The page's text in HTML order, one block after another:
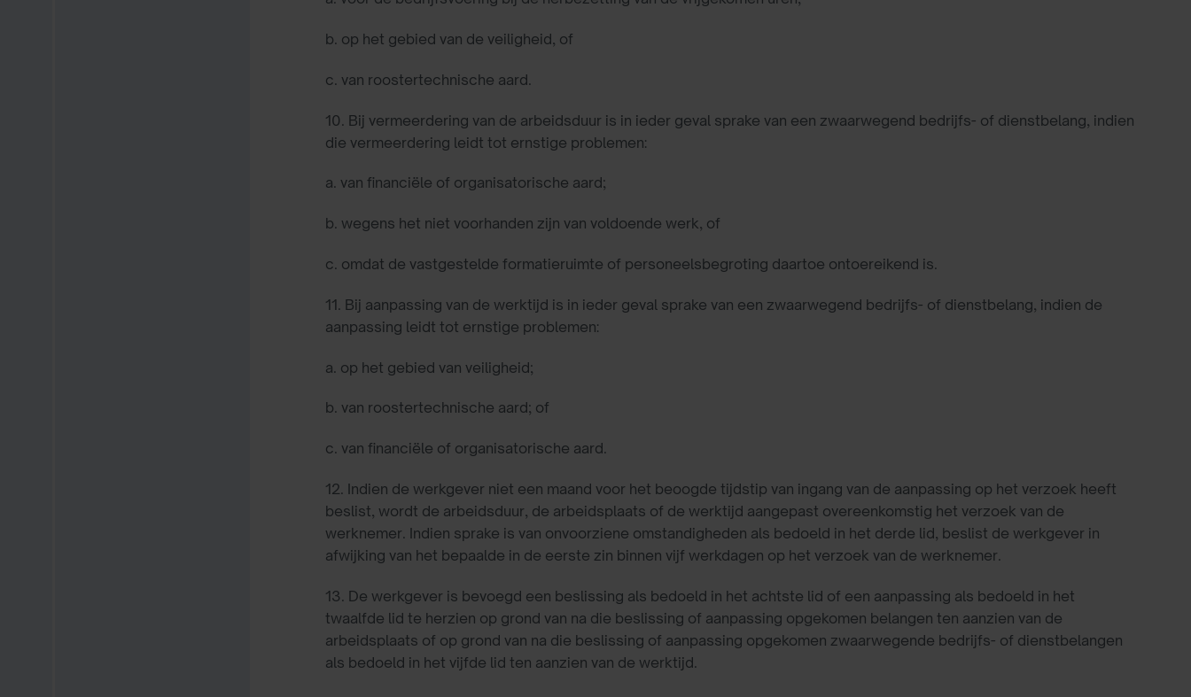
b. op het gebied van de veiligheid, of
c. van roostertechnische aard.
10. Bij vermeerdering van de arbeidsduur is in ieder geval sprake van een zwaarwegend bedrijfs- of dienstbelang, indien
die vermeerdering leidt tot ernstige problemen:
a. van financiële of organisatorische aard;
b. wegens het niet voorhanden zijn van voldoende werk, of
c. omdat de vastgestelde formatieruimte of personeelsbegroting daartoe ontoereikend is.
11. Bij aanpassing van de werktijd is in ieder geval sprake van een zwaarwegend bedrijfs- of dienstbelang, indien de
aanpassing leidt tot ernstige problemen:
a. op het gebied van veiligheid;
b. van roostertechnische aard; of
c. van financiële of organisatorische aard.
12. Indien de werkgever niet een maand voor het beoogde tijdstip van ingang van de aanpassing op het verzoek heeft
beslist, wordt de arbeidsduur, de arbeidsplaats of de werktijd aangepast overeenkomstig het verzoek van de
werknemer. Indien sprake is van onvoorziene omstandigheden als bedoeld in het derde lid, beslist de werkgever in
afwijking van het bepaalde in de eerste zin binnen vijf werkdagen op het verzoek van de werknemer.
13. De werkgever is bevoegd een beslissing als bedoeld in het achtste lid of een aanpassing als bedoeld in het
twaalfde lid te herzien op grond van na die beslissing of aanpassing opgekomen belangen ten aanzien van de
arbeidsplaats of op grond van na die beslissing of aanpassing opgekomen zwaarwegende bedrijfs- of dienstbelangen
als bedoeld in het vijfde lid ten aanzien van de werktijd.